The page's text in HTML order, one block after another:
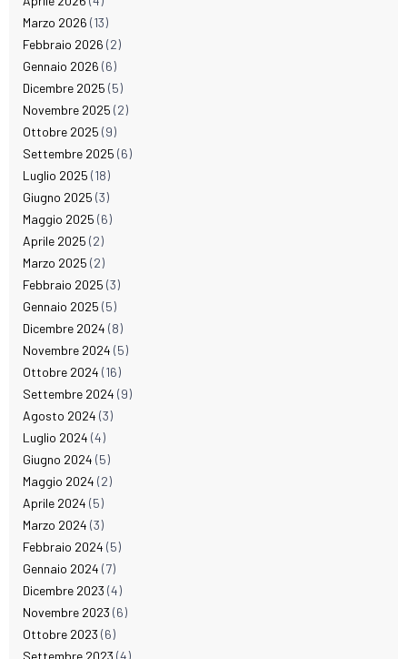
Marzo 2026 (13)
Febbraio 2026 (2)
Gennaio 2026 (6)
Dicembre 2025 (5)
Novembre 2025 (2)
Ottobre 2025 (9)
Settembre 2025 (6)
Luglio 2025 (18)
Giugno 2025 (3)
Maggio 2025 (6)
Aprile 2025 (2)
Marzo 2025 (2)
Febbraio 2025 (3)
Gennaio 2025 (5)
Dicembre 2024 (8)
Novembre 2024 (5)
Ottobre 2024 (16)
Settembre 2024 (9)
Agosto 2024 (3)
Luglio 2024 (4)
Giugno 2024 (5)
Maggio 2024 (2)
Aprile 2024 (5)
Marzo 2024 (3)
Febbraio 2024 (5)
Gennaio 2024 (7)
Dicembre 2023 (4)
Novembre 2023 (6)
Ottobre 2023 (6)
Settembre 2023 (4)